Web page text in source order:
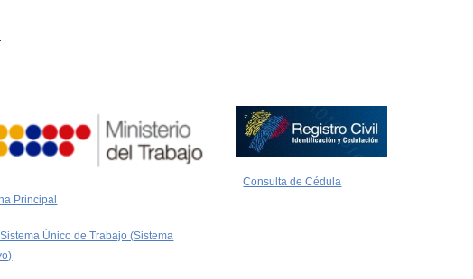
Principal
Único de Trabajo (Sistema
Consulta de Cédula